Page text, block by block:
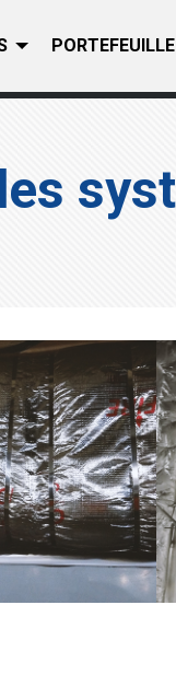
PORTEFEUILLE